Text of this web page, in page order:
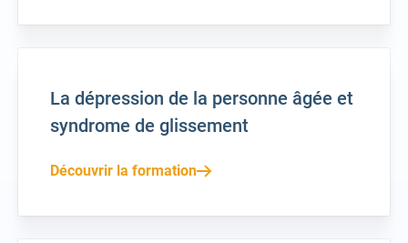
La dépression de la personne âgée et
syndrome de glissement
Découvrir la formation